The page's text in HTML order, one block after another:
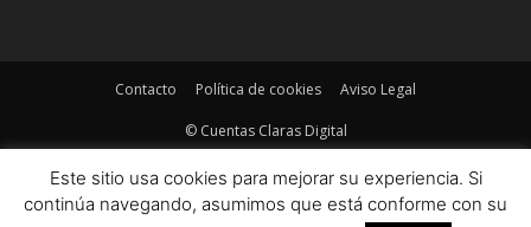
Contacto Política de cookies Aviso Legal
© Cuentas Claras Digital
Este sitio usa cookies para mejorar su experiencia. Si
continúa navegando, asumimos que está conforme con su